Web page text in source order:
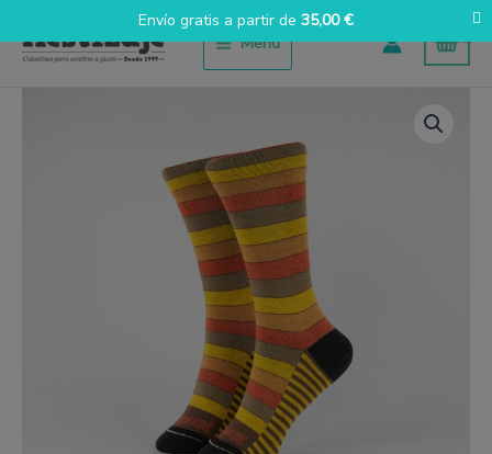
contenido
Menú
Envío gratis a partir de 35,00€